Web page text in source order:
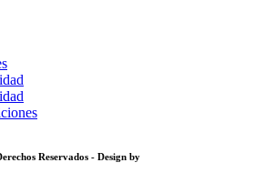
Reservados - Design by